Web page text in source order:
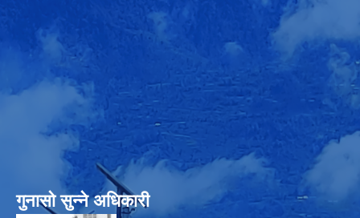
गुनासो सुन्‍ने अधिकारी